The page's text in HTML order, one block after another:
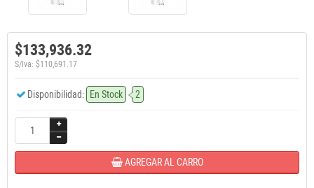
$133,936.32
S/Iva: $110,691.17
Disponibilidad: En Stock 2
AGREGAR AL CARRO